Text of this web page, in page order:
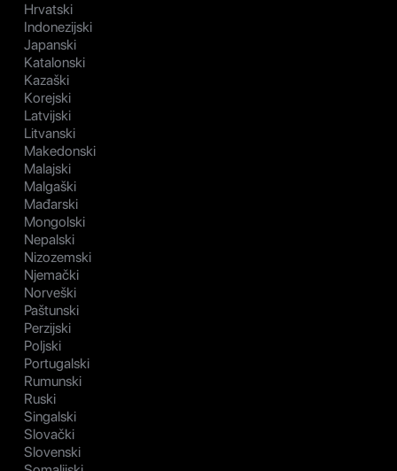
Hrvatski
Indonezijski
Japanski
Katalonski
Kazaški
Korejski
Latvijski
Litvanski
Makedonski
Malajski
Malgaški
Mađarski
Mongolski
Nepalski
Nizozemski
Njemački
Norveški
Paštunski
Perzijski
Poljski
Portugalski
Rumunski
Ruski
Singalski
Slovački
Slovenski